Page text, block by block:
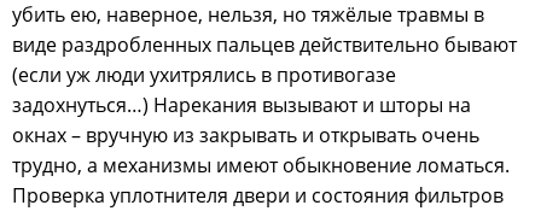
убить ею, наверное, нельзя, но тяжёлые травмы в
виде раздробленных пальцев действительно бывают
(если уж люди ухитрялись в противогазе
задохнуться…) Нарекания вызывают и шторы на
окнах – вручную из закрывать и открывать очень
трудно, а механизмы имеют обыкновение ломаться.
Проверка уплотнителя двери и состояния фильтров